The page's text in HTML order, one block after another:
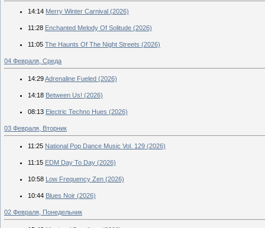
14:14 Merry Winter Carnival (2026)
11:28 Enchanted Melody Of Solitude (2026)
11:05 The Haunts Of The Night Streets (2026)
04 Февраля, Среда
14:29Adrenaline Fueled (2026)
14:18 Between Us! (2026)
08:13 Electric Techno Hues (2026)
03 Февраля, Вторник
11:25 National Pop Dance Music Vol. 129 (2026)
11:15 EDM Day To Day (2026)
10:58 Low Frequency Zen (2026)
10:44 Blues Noir (2026)
02 Февраля, Понедельник